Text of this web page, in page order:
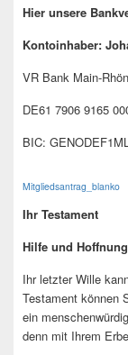
Hier unsere
Kontoinhaber:
VR Bank Main-
DE61 7906 9165
BIC:
Mitgliedsantrag_blanko
Ihr Testament
Hilfe und
Ihr letzter Wille
Testament können
ein
denn mit Ihrem